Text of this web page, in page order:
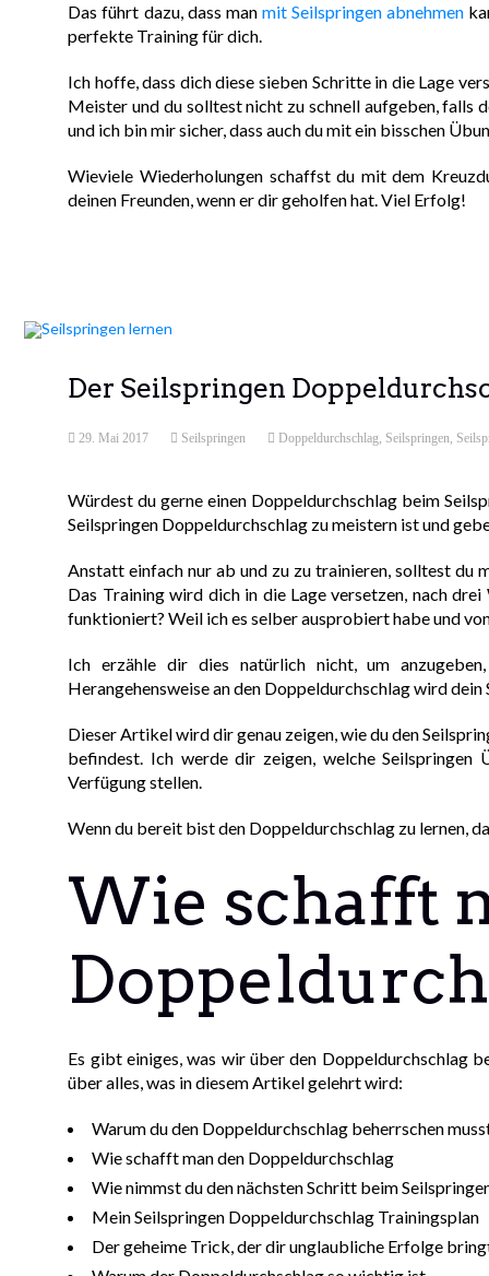
Das führt dazu, dass man mit Seilspringen abnehmen
perfekte Training für dich.
Ich hoffe, dass dich diese sieben Schritte in die Lage
Meister und du solltest nicht zu schnell aufgeben,
und ich bin mir sicher, dass auch du mit ein bisschen
Wieviele Wiederholungen schaffst du mit dem
deinen Freunden, wenn er dir geholfen hat. Viel Erfolg!
Der Seilspringen
29. Mai 2017 Seilspringen Doppeldurchschlag, Seilspringen,
Würdest du gerne einen Doppeldurchschlag beim
Seilspringen Doppeldurchschlag zu meistern ist und
Anstatt einfach nur ab und zu zu trainieren, solltest du
Das Training wird dich in die Lage versetzen, nach
funktioniert? Weil ich es selber ausprobiert habe und
Ich erzähle dir dies natürlich nicht, um
Herangehensweise an den Doppeldurchschlag wird
Dieser Artikel wird dir genau zeigen, wie du den
befindest. Ich werde dir zeigen, welche
Verfügung stellen.
Wenn du bereit bist den Doppeldurchschlag zu lernen,
Wie schafft
Es gibt einiges, was wir über den Doppeldurchschlag
über alles, was in diesem Artikel gelehrt wird:
Warum du den Doppeldurchschlag beherrschen
Wie schafft man den Doppeldurchschlag
Wie nimmst du den nächsten Schritt beim
Mein Seilspringen Doppeldurchschlag Trainingsplan
Der geheime Trick, der dir unglaubliche Erfolge